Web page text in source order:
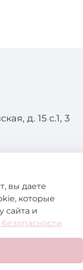
д. 15 с.1, 3
вы даете
которые
сайта и